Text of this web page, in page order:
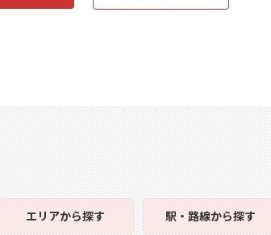
エリアから探す 駅・路線から探す